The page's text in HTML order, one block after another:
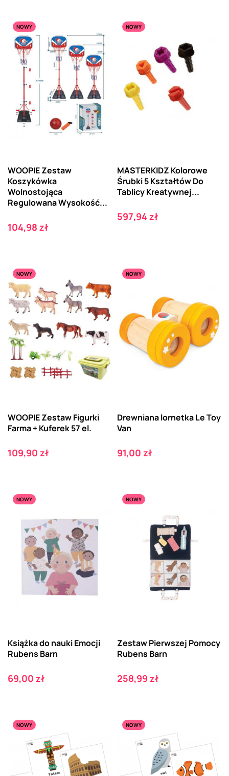
NOWY
WOOPIE Zestaw
Koszykówka
Wolnostojąca
Regulowana Wysokość...
Cena
104,98 zł
NOWY
MASTERKIDZ Kolorowe
Śrubki 5 Kształtów Do
Tablicy Kreatywnej...
Cena
597,94 zł
NOWY
WOOPIE Zestaw Figurki
Farma + Kuferek 57 el.
Cena
109,90 zł
NOWY
Drewniana lornetka Le Toy
Van
Cena
91,00 zł
NOWY
Książka do nauki Emocji
Rubens Barn
Cena
69,00 zł
NOWY
Zestaw Pierwszej Pomocy
Rubens Barn
Cena
258,99 zł
NOWY NOWY